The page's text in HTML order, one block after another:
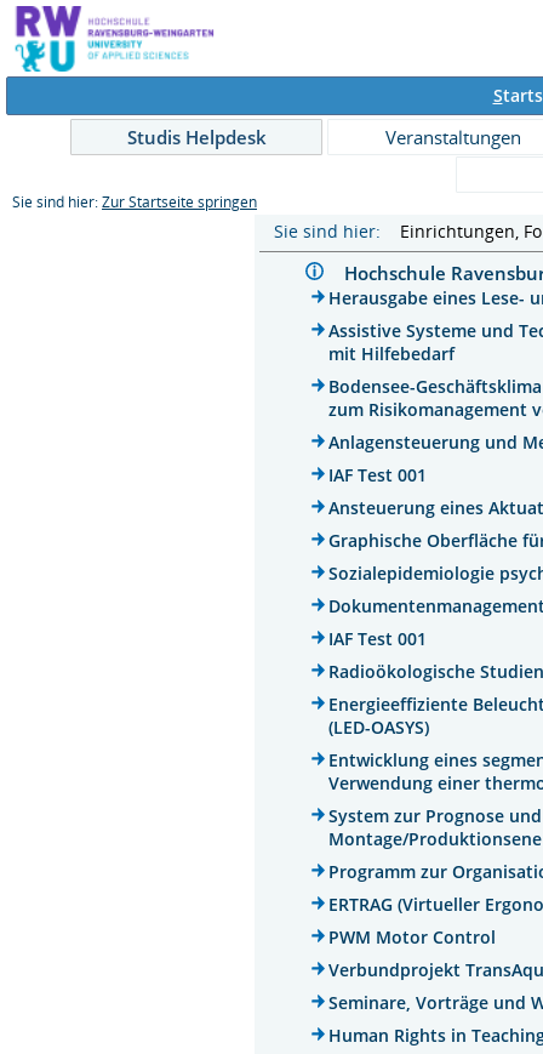
S
Studis Helpdesk
Veranstaltungen
Sie sind hier: Zur Startseite springen
Sie sind hier: Einrichtungen,
Hochschule
Herausgabe eines Lese-
Assistive Systeme und
mit Hilfebedarf
Bodensee-
zum Risikomanagement
Anlagensteuerung und
IAF Test 001
Ansteuerung eines
Graphische Oberfläche
Sozialepidemiologie
IAF Test 001
Radioökologische
Energieeffiziente
(LED-OASYS)
Entwicklung eines
Verwendung einer
System zur Prognose
Montage/
Programm zur
ERTRAG (Virtueller
PWM Motor Control
Verbundprojekt
Seminare, Vorträge und
Human Rights in